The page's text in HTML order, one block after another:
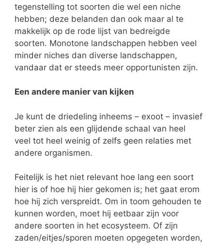
tegenstelling tot soorten die wel een niche
hebben; deze belanden dan ook maar al te
makkelijk op de rode lijst van bedreigde
soorten. Monotone landschappen hebben veel
minder niches dan diverse landschappen,
vandaar dat er steeds meer opportunisten zijn.
Een andere manier van kijken
Je kunt de driedeling inheems – exoot – invasief
beter zien als een glijdende schaal van heel
veel tot heel weinig of zelfs geen relaties met
andere organismen.
Feitelijk is het niet relevant hoe lang een soort
hier is of hoe hij hier gekomen is; het gaat erom
hoe hij zich verspreidt. Om in toom gehouden te
kunnen worden, moet hij eetbaar zijn voor
andere soorten in het ecosysteem. Of zijn
zaden/eitjes/sporen moeten opgegeten worden,